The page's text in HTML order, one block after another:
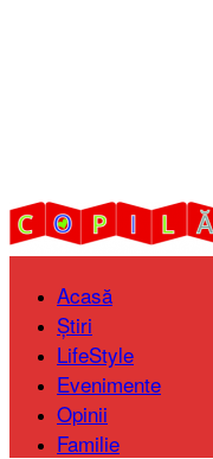
Acasă
Știri
LifeStyle
Evenimente
Opinii
Familie